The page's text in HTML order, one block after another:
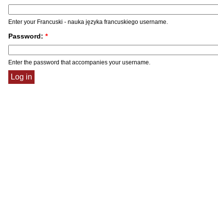
Enter your Francuski - nauka języka francuskiego username.
Password: *
Enter the password that accompanies your username.